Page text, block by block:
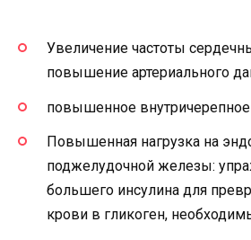
Увеличение частоты
повышение артериального
повышенное
Повышенная нагрузка на
поджелудочной железы:
большего инсулина для
крови в гликоген,